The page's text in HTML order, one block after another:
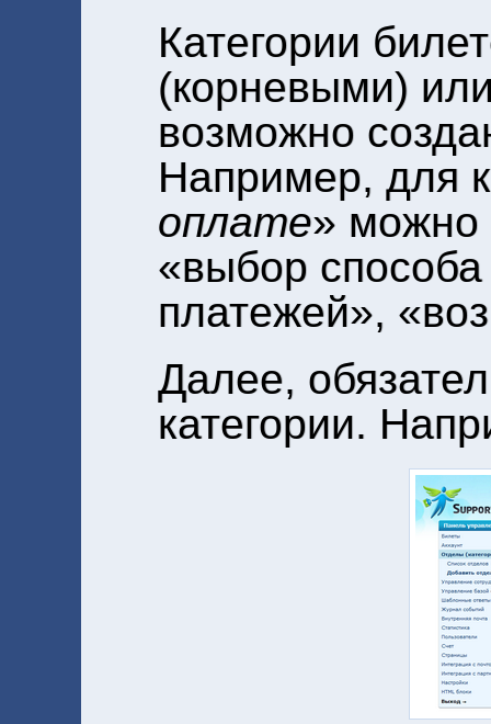
Категории
(корневыми)
возможно
Например, для
оплате» можно
«выбор
платежей»,
Далее,
категории.